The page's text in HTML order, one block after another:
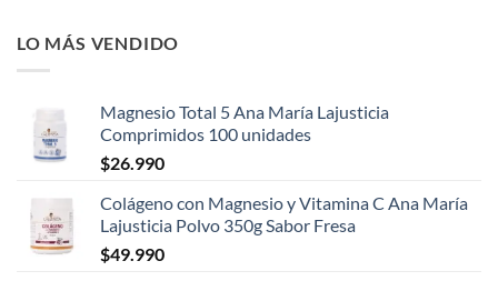
LO MÁS VENDIDO
Magnesio Total 5 Ana María Lajusticia
Comprimidos 100 unidades
$26.990
Colágeno con Magnesio y Vitamina C Ana María
Lajusticia Polvo 350g Sabor Fresa
$49.990